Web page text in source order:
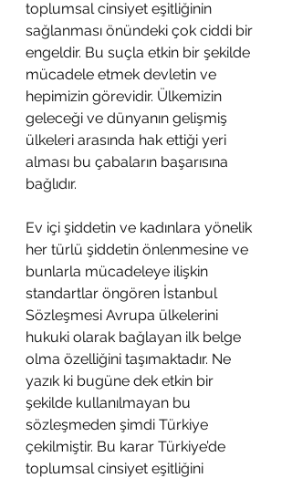
toplumsal cinsiyet eşitliğinin
sağlanması önündeki çok ciddi bir
engeldir. Bu suçla etkin bir şekilde
mücadele etmek devletin ve
hepimizin görevidir. Ülkemizin
geleceği ve dünyanın gelişmiş
ülkeleri arasında hak ettiği yeri
alması bu çabaların başarısına
bağlıdır.
Ev içi şiddetin ve kadınlara yönelik
her türlü şiddetin önlenmesine ve
bunlarla mücadeleye ilişkin
standartlar öngören İstanbul
Sözleşmesi Avrupa ülkelerini
hukuki olarak bağlayan ilk belge
olma özelliğini taşımaktadır. Ne
yazık ki bugüne dek etkin bir
şekilde kullanılmayan bu
sözleşmeden şimdi Türkiye
çekilmiştir. Bu karar Türkiye’de
toplumsal cinsiyet eşitliğini